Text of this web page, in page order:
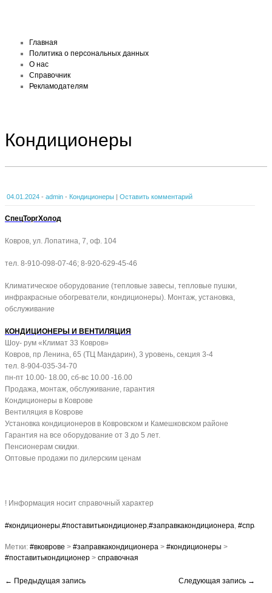
Главная
Политика о персональных данных
О нас
Справочник
Рекламодателям
Кондиционеры
04.01.2024 - admin - Кондиционеры | Оставить комментарий
СпецТоргХолод
Ковров, ул. Лопатина, 7, оф. 104
тел. 8-910-098-07-46; 8-920-629-45-46
Климатическое оборудование (тепловые завесы, тепловые пушки,
инфракрасные обогреватели, кондиционеры). Монтаж, установка,
обслуживание
КОНДИЦИОНЕРЫ И ВЕНТИЛЯЦИЯ
Шоу- рум «Климат 33 Ковров»
Ковров, пр Ленина, 65 (ТЦ Мандарин), 3 уровень, секция 3-4
тел. 8-904-035-34-70
пн-пт 10.00- 18.00, сб-вс 10.00 -16.00
Продажа, монтаж, обслуживание, гарантия
Кондиционеры в Коврове
Вентиляция в Коврове
Установка кондиционеров в Ковровском и Камешковском районе
Гарантия на все оборудование от 3 до 5 лет.
Пенсионерам скидки.
Оптовые продажи по дилерским ценам
! Информация носит справочный характер
#кондиционеры,#поставитькондиционер,#заправкакондиционера,
Метки: #вковрове > #заправкакондиционера > #кондиционеры >
#поставитькондиционер > справочная
← Предыдущая запись Следующая запись →